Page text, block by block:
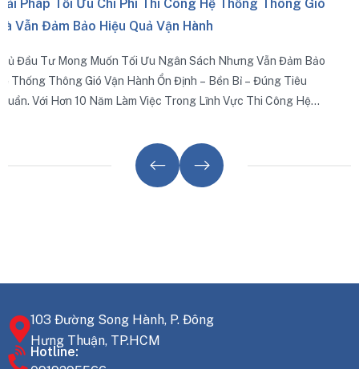
Thống Thông Gió
Nhưng Vẫn Đảm Bảo
Bền Bỉ – Đúng Tiêu
Vực Thi Công Hệ
103 Đường Song Hành, P. Đông
Hưng Thuận, TP.HCM
Hotline: